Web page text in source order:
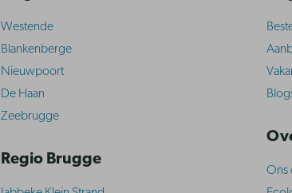
Westende
Blankenberge
Nieuwpoort
De Haan
Zeebrugge
Regio Brugge
Ons